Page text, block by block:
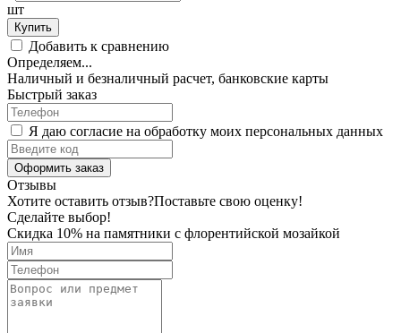
шт
Купить
Добавить к сравнению
Определяем...
Наличный и безналичный расчет, банковские карты
Быстрый заказ
Я даю согласие на обработку моих персональных данных
Оформить заказ
Отзывы
Хотите оставить отзыв?Поставьте свою оценку!
Сделайте выбор!
Скидка 10% на памятники с флорентийской мозайкой